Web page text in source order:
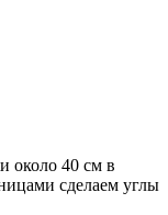
около 40 см в
сделаем углы